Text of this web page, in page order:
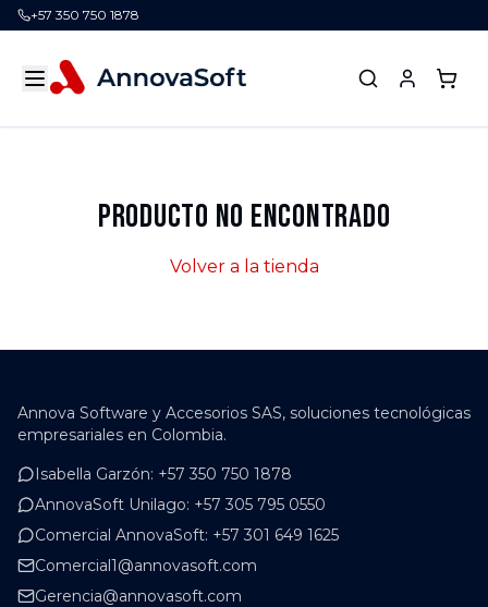
+57 350 750 1878
Producto no encontrado
Volver a la tienda
Annova Software y Accesorios SAS, soluciones tecnológicas
empresariales en Colombia.
Isabella Garzón: +57 350 750 1878
AnnovaSoft Unilago: +57 305 795 0550
Comercial AnnovaSoft: +57 301 649 1625
Comercial1@annovasoft.com
Gerencia@annovasoft.com